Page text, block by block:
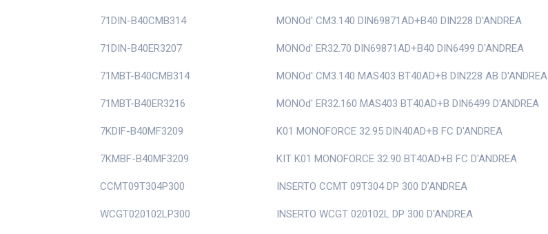
71DIN-B40CMB314 MONOd' CM3.140 DIN69871AD+B40 DIN228 D'ANDREA
71DIN-B40ER3207 MONOd' ER32.70 DIN69871AD+B40 DIN6499 D'ANDREA
71MBT-B40CMB314 MONOd' CM3.140 MAS403 BT40AD+B DIN228 AB D'ANDREA
71MBT-B40ER3216 MONOd' ER32.160 MAS403 BT40AD+B DIN6499 D'ANDREA
7KDIF-B40MF3209 K01 MONOFORCE 32.95 DIN40AD+B FC D'ANDREA
7KMBF-B40MF3209 KIT K01 MONOFORCE 32.90 BT40AD+B FC D'ANDREA
CCMT09T304P300 INSERTO CCMT 09T304 DP 300 D'ANDREA
WCGT020102LP300 INSERTO WCGT 020102L DP 300 D'ANDREA